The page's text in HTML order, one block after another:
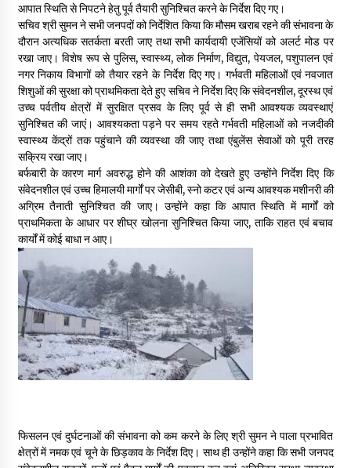
Thought Of The Day 9 May
May 9, 2022
आपात स्थिति से निपटने हेतु पूर्व तैयारी सुनिश्चित करने के निर्देश दिए गए।
सचिव श्री सुमन ने सभी जनपदों को निर्देशित किया कि मौसम खराब रहने की संभावना के
दौरान अत्यधिक सतर्कता बरती जाए तथा सभी कार्यदायी एजेंसियों को अलर्ट मोड पर
रखा जाए। विशेष रूप से पुलिस, स्वास्थ्य, लोक निर्माण, विद्युत, पेयजल, पशुपालन एवं
नगर निकाय विभागों को तैयार रहने के निर्देश दिए गए। गर्भवती महिलाओं एवं नवजात
शिशुओं की सुरक्षा को प्राथमिकता देते हुए सचिव ने निर्देश दिए कि संवेदनशील, दूरस्थ एवं
उच्च पर्वतीय क्षेत्रों में सुरक्षित प्रसव के लिए पूर्व से ही सभी आवश्यक व्यवस्थाएं
सुनिश्चित की जाएं। आवश्यकता पड़ने पर समय रहते गर्भवती महिलाओं को नजदीकी
स्वास्थ्य केंद्रों तक पहुंचाने की व्यवस्था की जाए तथा एंबुलेंस सेवाओं को पूरी तरह
सक्रिय रखा जाए।
बर्फबारी के कारण मार्ग अवरुद्ध होने की आशंका को देखते हुए उन्होंने निर्देश दिए कि
संवेदनशील एवं उच्च हिमालयी मार्गों पर जेसीबी, स्नो कटर एवं अन्य आवश्यक मशीनरी की
अग्रिम तैनाती सुनिश्चित की जाए। उन्होंने कहा कि आपात स्थिति में मार्गों को
प्राथमिकता के आधार पर शीघ्र खोलना सुनिश्चित किया जाए, ताकि राहत एवं बचाव
कार्यों में कोई बाधा न आए।
फिसलन एवं दुर्घटनाओं की संभावना को कम करने के लिए श्री सुमन ने पाला प्रभावित
क्षेत्रों में नमक एवं चूने के छिड़काव के निर्देश दिए। साथ ही उन्होंने कहा कि सभी जनपद